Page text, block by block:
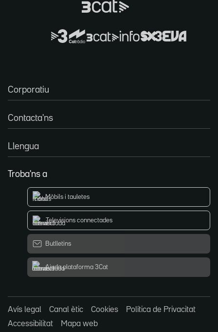
Corporatiu
Contacta'ns
Llengua
Troba'ns a
Mòbils i tauletes
Televisions connectades
Butlletins
Ajuda plataforma 3Cat
Avís legal Canal ètic Cookies
Política de Privacitat
Accessibilitat
Mapa web